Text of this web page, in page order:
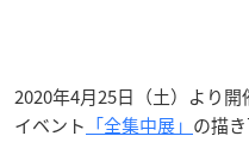
2020年4月25日（土）より
イベント 「全集中展」 の描